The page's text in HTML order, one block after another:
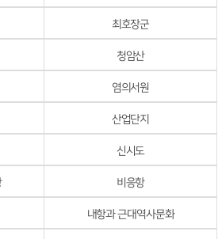
최호장군
청암산
염의서원
산업단지
신시도
비응항
내항과 근대역사문화